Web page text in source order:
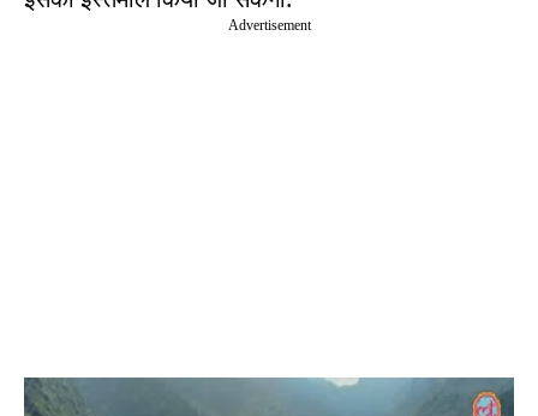
Advertisement